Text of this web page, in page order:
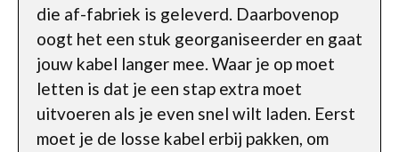
die af-fabriek is geleverd. Daarbovenop
oogt het een stuk georganiseerder en gaat
jouw kabel langer mee. Waar je op moet
letten is dat je een stap extra moet
uitvoeren als je even snel wilt laden. Eerst
moet je de losse kabel erbij pakken, om